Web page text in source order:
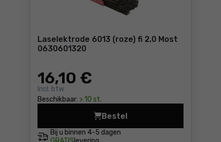
Laselektrode 6013 (roze) fi 2,0 Most
0630601320
16,10 €
Incl. btw
Beschikbaar: > 10 st.
Bij u binnen 4-5 dagen
Bestel